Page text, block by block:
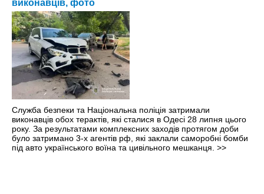
виконавців, фото
Служба безпеки та Національна поліція затримали
виконавців обох терактів, які сталися в Одесі 28 липня цього
року. За результатами комплексних заходів протягом доби
було затримано 3-х агентів рф, які заклали саморобні бомби
під авто українського воїна та цивільного мешканця. >>